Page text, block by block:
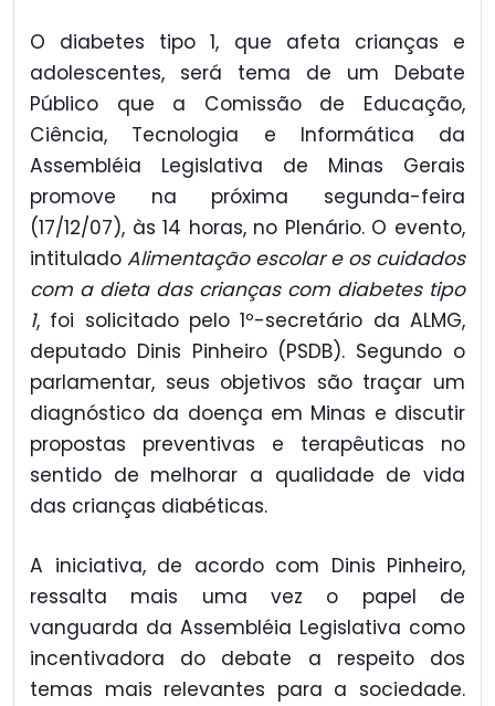
O diabetes tipo 1, que afeta crianças e
adolescentes, será tema de um Debate
Público que a Comissão de Educação,
Ciência, Tecnologia e Informática da
Assembléia Legislativa de Minas Gerais
promove na próxima segunda-feira
(17/12/07), às 14 horas, no Plenário. O evento,
intitulado Alimentação escolar e os cuidados
com a dieta das crianças com diabetes tipo
1, foi solicitado pelo 1º-secretário da ALMG,
deputado Dinis Pinheiro (PSDB). Segundo o
parlamentar, seus objetivos são traçar um
diagnóstico da doença em Minas e discutir
propostas preventivas e terapêuticas no
sentido de melhorar a qualidade de vida
das crianças diabéticas.
A iniciativa, de acordo com Dinis Pinheiro,
ressalta mais uma vez o papel de
vanguarda da Assembléia Legislativa como
incentivadora do debate a respeito dos
temas mais relevantes para a sociedade.